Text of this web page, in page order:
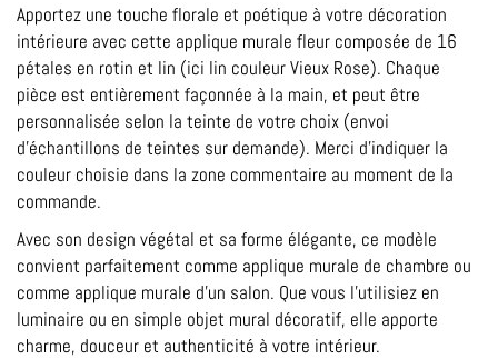
Apportez une touche florale et poétique à votre décoration
intérieure avec cette applique murale fleur composée de 16
pétales en rotin et lin (ici lin couleur Vieux Rose). Chaque
pièce est entièrement façonnée à la main, et peut être
personnalisée selon la teinte de votre choix (envoi
d’échantillons de teintes sur demande). Merci d’indiquer la
couleur choisie dans la zone commentaire au moment de la
commande.
Avec son design végétal et sa forme élégante, ce modèle
convient parfaitement comme applique murale de chambre ou
comme applique murale d’un salon. Que vous l’utilisiez en
luminaire ou en simple objet mural décoratif, elle apporte
charme, douceur et authenticité à votre intérieur.